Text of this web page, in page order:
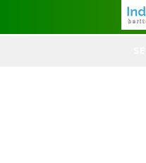
Judul Website